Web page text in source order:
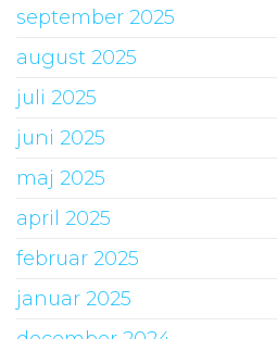
september 2025
august 2025
juli 2025
juni 2025
maj 2025
april 2025
februar 2025
januar 2025